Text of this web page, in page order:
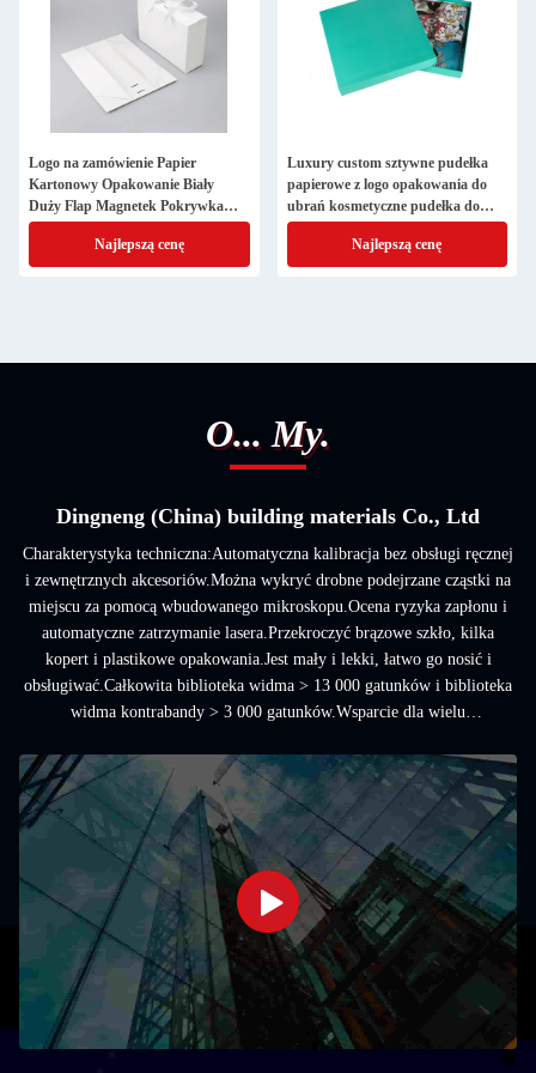
karton pocztowy, karton pocztowy,
karton pocztowy, karton pocztowy,
karton pocztowy, karton pocztowy,
karton pocztowy, karton pocztowy,
karton pocztowy, karton pocztowy,
Logo na zamówienie Papier
Kartonowy Opakowanie Biały
Duży Flap Magnetek Pokrywka
Pudełko podarunkowe z satynową
uchwytem wstążki
Najlepszą cenę
Luxury custom sztywne pudełka
papierowe z logo opakowania do
ubrań kosmetyczne pudełka do
perfum
Najlepszą cenę
O... My.
Dingneng (China) building materials Co., Ltd
Charakterystyka techniczna:Automatyczna kalibracja bez obsługi ręcznej
i zewnętrznych akcesoriów.Można wykryć drobne podejrzane cząstki na
miejscu za pomocą wbudowanego mikroskopu.Ocena ryzyka zapłonu i
automatyczne zatrzymanie lasera.Przekroczyć brązowe szkło, kilka
kopert i plastikowe opakowania.Jest mały i lekki, łatwo go nosić i
obsługiwać.Całkowita biblioteka widma > 13 000 gatunków i biblioteka
widma kontrabandy > 3 000 gatunków.Wsparcie dla wielu